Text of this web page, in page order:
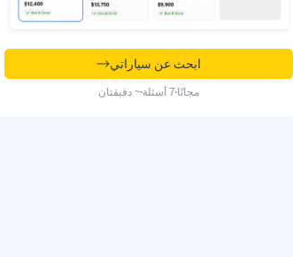
ابحث عن سياراتي
مجانًا 7 أسئلة ~ دقيقتان